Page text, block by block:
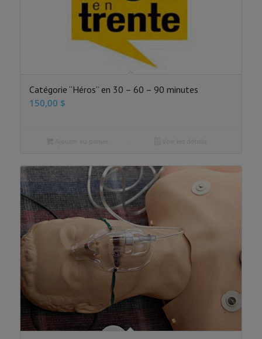
Catégorie “Héros” en 30 – 60 – 90 minutes
150,00 $